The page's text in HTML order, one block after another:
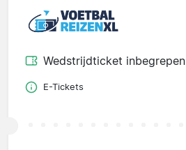
Wedstrijdticket inbegrepen
E-Tickets